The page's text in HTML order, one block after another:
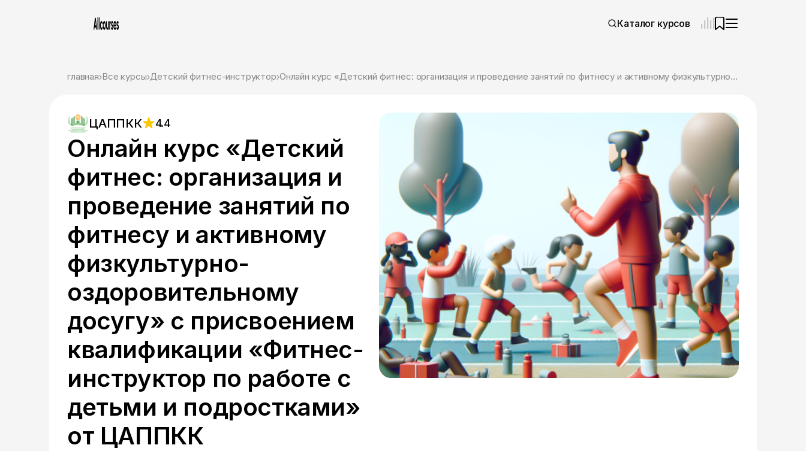
Каталог курсов
главная Все курсы Детский фитнес-инструктор Онлайн курс «Детский фитнес: организация и проведение занятий по фитнесу и активному физкультурно-оздоровительному досугу» с присвоением квалификации «Фитнес-инструктор по работе с детьми и подростками» от ЦАППКК
ЦАППКК 4.4
Онлайн курс «Детский
фитнес: организация и
проведение занятий по
фитнесу и активному
физкультурно-
оздоровительному
досугу» с присвоением
квалификации «Фитнес-
инструктор по работе с
детьми и подростками»
от ЦАППКК